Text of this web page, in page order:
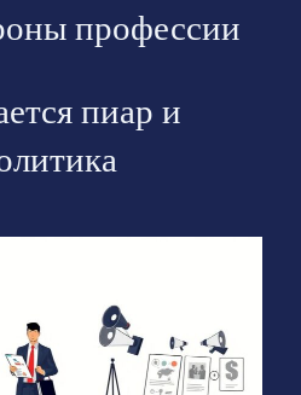
профессии
пиар и